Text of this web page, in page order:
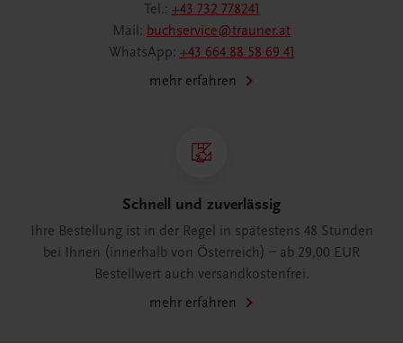
Tel.: +43 732 778241
Mail: buchservice@trauner.at
WhatsApp: +43 664 88 58 69 41
mehr erfahren
Schnell und zuverlässig
Ihre Bestellung ist in der Regel in spätestens 48 Stunden
bei Ihnen (innerhalb von Österreich) – ab 29,00 EUR
Bestellwert auch versandkostenfrei.
mehr erfahren